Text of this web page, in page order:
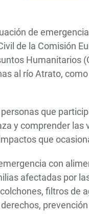
de
de la Comisión
Humanitarios
al río Atrato,
que
y comprender las
que
con
afectadas por
filtros de